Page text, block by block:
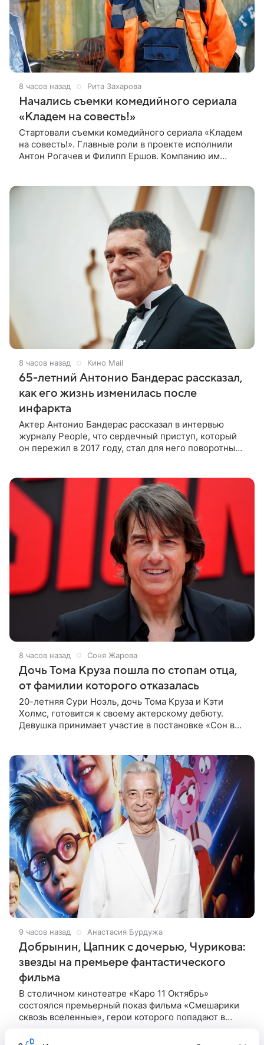
8 часов назад Рита Захарова
Начались съемки комедийного сериала
«Кладем на совесть!»
Стартовали съемки комедийного сериала «Кладем
на совесть!». Главные роли в проекте исполнили
Антон Рогачев и Филипп Ершов. Компанию им
8 часов назад Кино Mail
65-летний Антонио Бандерас рассказал,
как его жизнь изменилась после
инфаркта
Актер Антонио Бандерас рассказал в интервью
журналу People, что сердечный приступ, который
он пережил в 2017 году, стал для него поворотным
8 часов назад Соня Жарова
Дочь Тома Круза пошла по стопам отца,
от фамилии которого отказалась
20-летняя Сури Ноэль, дочь Тома Круза и Кэти
Холмс, готовится к своему актерскому дебюту.
Девушка принимает участие в постановке «Сон в
9 часов назад Анастасия Бурдужа
Добрынин, Цапник с дочерью, Чурикова:
звезды на премьере фантастического
фильма
В столичном кинотеатре «Каро 11 Октябрь»
состоялся премьерный показ фильма «Смешарики
сквозь вселенные», герои которого попадают в
путешествие. Фантастическую картину